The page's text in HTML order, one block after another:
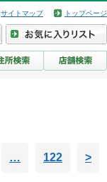
サイトマップ トップページ
… 122 >